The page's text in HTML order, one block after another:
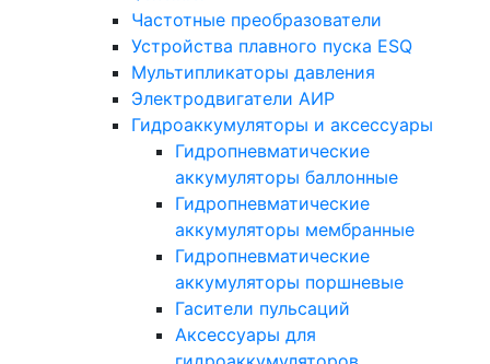
Частотные преобразователи
Устройства плавного пуска ESQ
Мультипликаторы давления
Электродвигатели АИР
Гидроаккумуляторы и аксессуары
Гидропневматические
аккумуляторы баллонные
Гидропневматические
аккумуляторы мембранные
Гидропневматические
аккумуляторы поршневые
Гасители пульсаций
Аксессуары для